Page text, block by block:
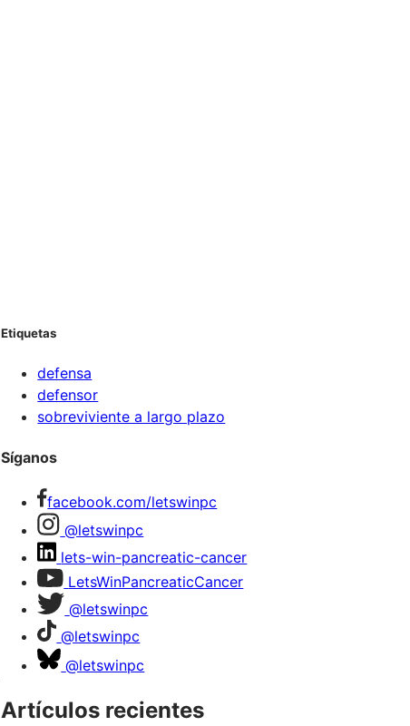
Etiquetas
defensa
defensor
sobreviviente a largo plazo
Síganos
facebook.com/letswinpc
@letswinpc
lets-win-pancreatic-cancer
LetsWinPancreaticCancer
@letswinpc
@letswinpc
@letswinpc
Artículos recientes